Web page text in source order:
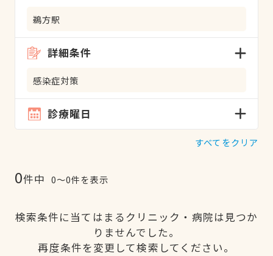
鵜方駅
詳細条件
感染症対策
診療曜日
すべてをクリア
0件中 0〜0件を表示
検索条件に当てはまるクリニック・病院は見つか
りませんでした。
再度条件を変更して検索してください。